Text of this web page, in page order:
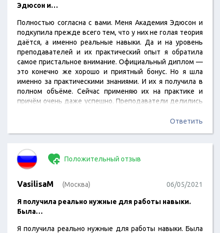
Эдюсон и…
Полностью согласна с вами. Меня Академия Эдюсон и
подкупила прежде всего тем, что у них не голая теория
даётся, а именно реальные навыки. Да и на уровень
преподавателей и их практический опыт я обратила
самое пристальное внимание. Официальный диплом —
это конечно же хорошо и приятный бонус. Но я шла
именно за практическими знаниями. И их я получила в
полном объёме. Сейчас применяю их на практике и
причём очень даже успешно. Преподаватели делились
Столько тонкостей, секретов и хитростей я бы нигде в
Ответить
Положительный отзыв
VasilisaM (Москва) 06/05/2021
Я получила реально нужные для работы навыки.
Была…
Я получила реально нужные для работы навыки. Была